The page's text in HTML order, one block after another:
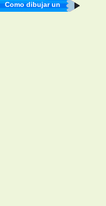
Como dibujar un